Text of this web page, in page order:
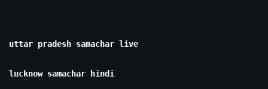
uttar pradesh samachar live
lucknow samachar hindi